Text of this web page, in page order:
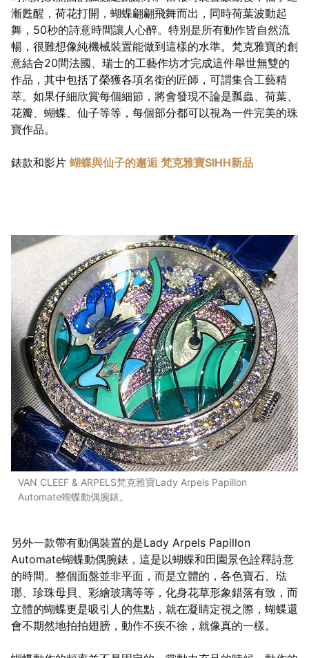
漸甦醒，荷花打開，蝴蝶翩翩飛舞而出，同時荷葉波動起
舞，50秒的詩意時間讓人心醉。特別是所有動作皆自然流
暢，很難想像純機械裝置能做到這樣的水準。梵克雅寶的創
意結合20間法國、瑞士的工藝作坊才完成這件舉世無雙的
作品，其中包括了榮獲各項名銜的匠師，可謂集合工藝精
萃。如果仔細欣賞每個細節，將會發現不論是瓢蟲、荷葉、
花瓣、蝴蝶、仙子等等，每個部分都可以視為一件完美的珠
寶作品。
錶款和影片 蝴蝶與仙子的邂逅 梵克雅寶SIHH新品
VAN CLEEF & ARPELS梵克雅寶Lady Arpels Papillon
Automate蝴蝶動偶腕錶。
另外一款帶有動偶裝置的是Lady Arpels Papillon
Automate蝴蝶動偶腕錶，這是以蝴蝶和田園景色詮釋詩意
的時間。整個面盤並非平面，而是立體的，各色寶石、琺
瑯、珍珠母貝、彩繪玻璃等等，化身花草形象錯落有致，而
立體的蝴蝶更是吸引人的焦點，就在凝睛定視之際，蝴蝶還
會不期然地拍拍翅膀，動作不疾不徐，就像真的一樣。